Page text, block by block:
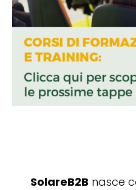
SolareB2B nasce